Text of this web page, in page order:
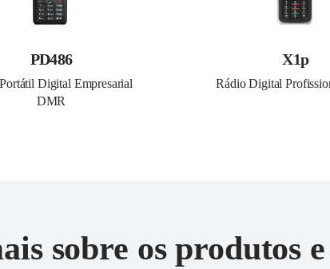
PD486
Digital Empresarial
DMR
X1p
Rádio Digital
sobre os produtos